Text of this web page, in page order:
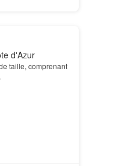
d'Azur
taille, comprenant